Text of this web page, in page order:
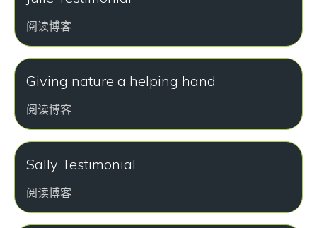
阅读博客
Giving nature a helping hand
阅读博客
Sally Testimonial
阅读博客